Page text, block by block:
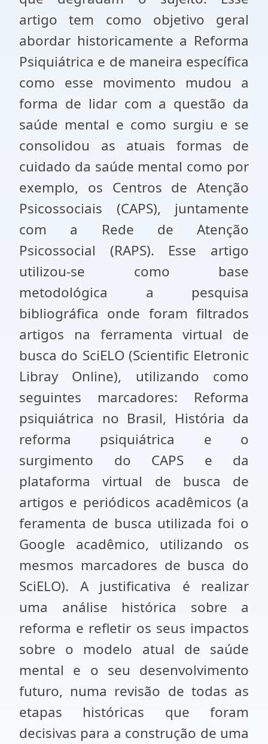
artigo tem como objetivo geral
abordar historicamente a Reforma
Psiquiátrica e de maneira específica
como esse movimento mudou a
forma de lidar com a questão da
saúde mental e como surgiu e se
consolidou as atuais formas de
cuidado da saúde mental como por
exemplo, os Centros de Atenção
Psicossociais (CAPS), juntamente
com a Rede de Atenção
Psicossocial (RAPS). Esse artigo
utilizou-se como base
metodológica a pesquisa
bibliográfica onde foram filtrados
artigos na ferramenta virtual de
busca do SciELO (Scientific Eletronic
Libray Online), utilizando como
seguintes marcadores: Reforma
psiquiátrica no Brasil, História da
reforma psiquiátrica e o
surgimento do CAPS e da
plataforma virtual de busca de
artigos e periódicos acadêmicos (a
feramenta de busca utilizada foi o
Google acadêmico, utilizando os
mesmos marcadores de busca do
SciELO). A justificativa é realizar
uma análise histórica sobre a
reforma e refletir os seus impactos
sobre o modelo atual de saúde
mental e o seu desenvolvimento
futuro, numa revisão de todas as
etapas históricas que foram
decisivas para a construção de uma